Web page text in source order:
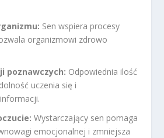
Sen wspiera procesy
organizmowi zdrowo
poznawczych: Odpowiednia ilość
uczenia się i
Wystarczający sen pomaga
emocjonalnej i zmniejsza